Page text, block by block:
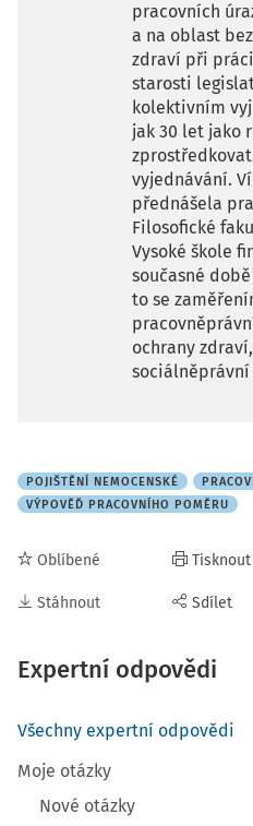
pracovních
a na oblast
zdraví při
starosti
kolektivním
jak 30 let jako
vyjednávání.
přednášela
Filosofické
Vysoké škole
současné
to se
ochrany
sociálněprávní
POJIŠTĚNÍ NEMOCENSKÉ
VÝPOVĚĎ PRACOVNÍHO POMĚRU
Oblíbené
Stáhnout
Tisknout
Sdílet
Expertní odpovědi
Všechny expertní odpovědi
Moje otázky
Nové otázky